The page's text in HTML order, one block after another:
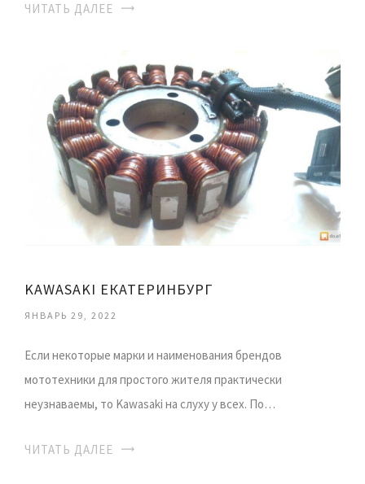
ЧИТАТЬ ДАЛЕЕ
KAWASAKI ЕКАТЕРИНБУРГ
ЯНВАРЬ 29, 2022
Если некоторые марки и наименования брендов
мототехники для простого жителя практически
неузнаваемы, то Kawasaki на слуху у всех. По…
ЧИТАТЬ ДАЛЕЕ